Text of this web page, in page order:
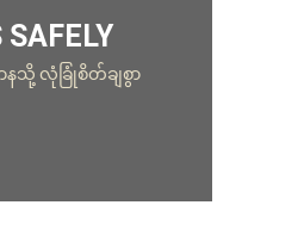
SAFELY
သို့ လုံခြုံစိတ်ချစွာ